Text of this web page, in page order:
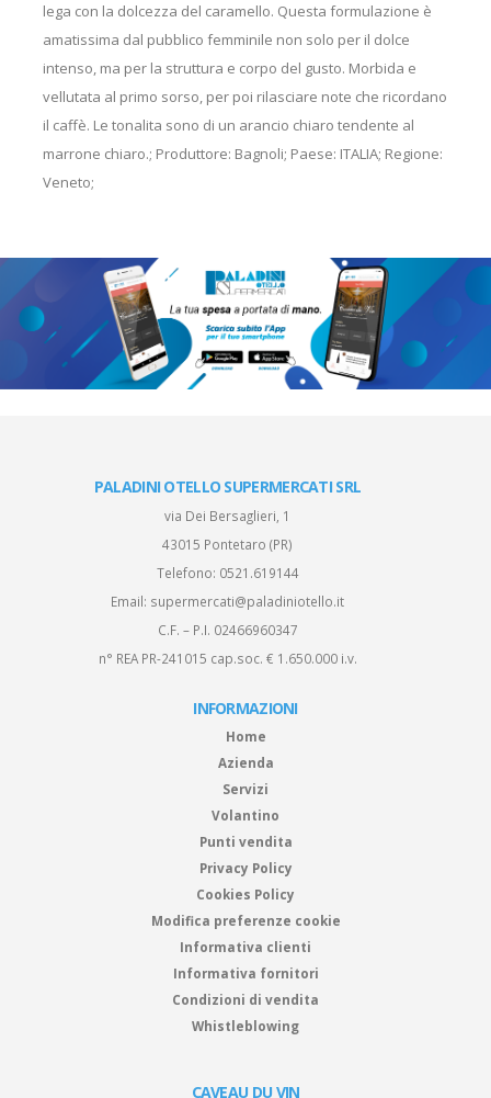
lega con la dolcezza del caramello. Questa formulazione è
amatissima dal pubblico femminile non solo per il dolce
intenso, ma per la struttura e corpo del gusto. Morbida e
vellutata al primo sorso, per poi rilasciare note che ricordano
il caffè. Le tonalita sono di un arancio chiaro tendente al
marrone chiaro.; Produttore: Bagnoli; Paese: ITALIA; Regione:
Veneto;
PALADINI OTELLO SUPERMERCATI SRL
via Dei Bersaglieri, 1
43015 Pontetaro (PR)
Telefono: 0521.619144
Email: supermercati@paladiniotello.it
C.F. – P.I. 02466960347
n° REA PR-241015 cap.soc. € 1.650.000 i.v.
INFORMAZIONI
Home
Azienda
Servizi
Volantino
Punti vendita
Privacy Policy
Cookies Policy
Modifica preferenze cookie
Informativa clienti
Informativa fornitori
Condizioni di vendita
Whistleblowing
CAVEAU DU VIN